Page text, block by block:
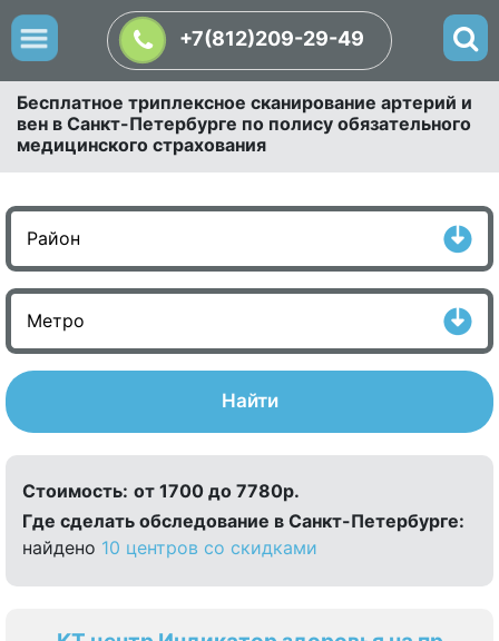
+7(812)209-29-49
Бесплатное триплексное сканирование артерий и
вен в Санкт-Петербурге по полису обязательного
медицинского страхования
Найти
Стоимость: от 1700 до 7780р.
Где сделать обследование в Санкт-Петербурге:
найдено 10 центров со скидками